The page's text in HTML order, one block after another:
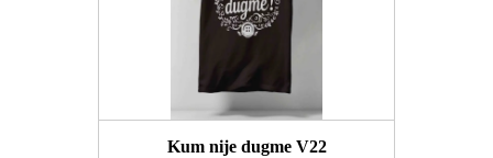
POGLEDAJ
Kum nije dugme V22